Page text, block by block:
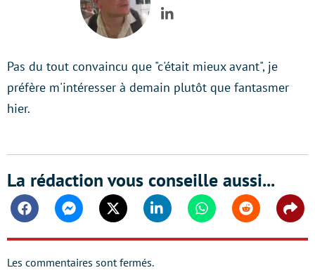
LinkedIn
Pas du tout convaincu que "c'était mieux avant", je
préfère m'intéresser à demain plutôt que fantasmer
hier.
La rédaction vous conseille aussi...
FacebookMessengerTwitter Linkedin WhatsappReddit
Les commentaires sont fermés.